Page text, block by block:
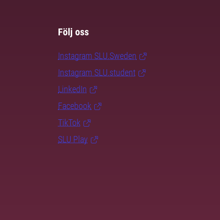
Följ oss
Instagram SLU.Sweden
Instagram SLU.student
LinkedIn
Facebook
TikTok
SLU Play